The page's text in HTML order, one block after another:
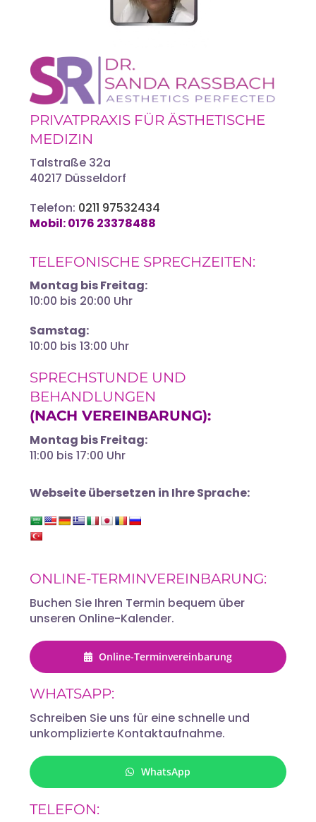
PRIVATPRAXIS FÜR ÄSTHETISCHE
MEDIZIN
Talstraße 32a
40217 Düsseldorf
Telefon: 0211 97532434
Mobil:0176 23378488‬
TELEFONISCHE SPRECHZEITEN:
Montag bis Freitag:
10:00 bis 20:00 Uhr
Samstag:
10:00 bis 13:00 Uhr
SPRECHSTUNDE UND
BEHANDLUNGEN
(NACH VEREINBARUNG):
Montag bis Freitag:
11:00 bis 17:00 Uhr
Webseite übersetzen in Ihre Sprache:
ONLINE-TERMINVEREINBARUNG:
Buchen Sie Ihren Termin bequem über
unseren Online-Kalender.
Online-Terminvereinbarung
WHATSAPP:
Schreiben Sie uns für eine schnelle und
unkomplizierte Kontaktaufnahme.
WhatsApp
TELEFON: